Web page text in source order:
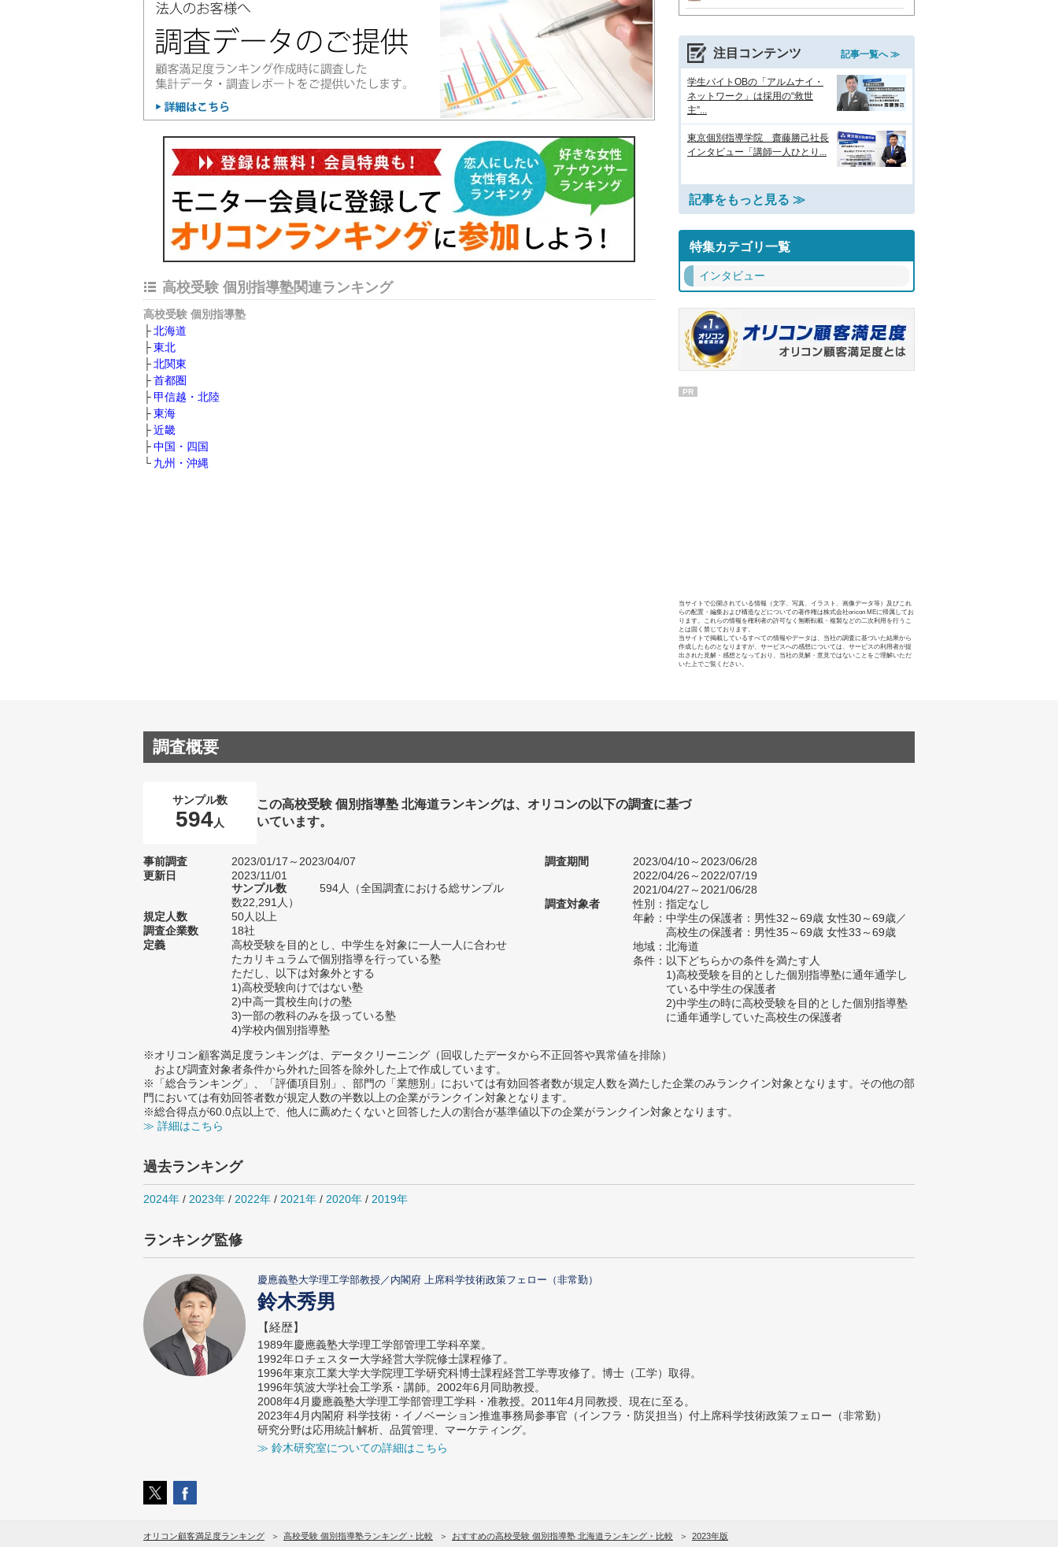
高校受験 個別指導塾関連ランキング
高校受験 個別指導塾
北海道
東北
北関東
首都圏
甲信越・北陸
東海
近畿
中国・四国
九州・沖縄
注目コンテンツ 記事一覧へ ≫
学生バイトOBの「アルムナイ・
ネットワーク」は採用の“救世
主”...
東京個別指導学院 齋藤勝己社長
インタビュー「講師一人ひとり...
記事をもっと見る ≫
特集カテゴリ一覧
インタビュー
PR
当サイトで公開されている情報（文字、写真、イラスト、画像データ等）及びこれ
らの配置・編集および構造などについての著作権は株式会社oricon MEに帰属してお
ります。これらの情報を権利者の許可なく無断転載・複製などの二次利用を行うこ
とは固く禁じております。
当サイトで掲載しているすべての情報やデータは、当社の調査に基づいた結果から
作成したものとなりますが、サービスへの感想については、サービスの利用者が提
出された見解・感想となっており、当社の見解・意見ではないことをご理解いただ
いた上でご覧ください。
調査概要
サンプル数
594人
この高校受験 個別指導塾 北海道ランキングは、オリコンの以下の調査に基づ
いています。
事前調査
2023/01/17～2023/04/07
更新日
2023/11/01
サンプル数
594人（全国調査における総サンプル
数22,291人）
規定人数
50人以上
調査企業数
18社
定義
高校受験を目的とし、中学生を対象に一人一人に合わせ
たカリキュラムで個別指導を行っている塾
ただし、以下は対象外とする
1)高校受験向けではない塾
2)中高一貫校生向けの塾
3)一部の教科のみを扱っている塾
4)学校内個別指導塾
調査期間
2023/04/10～2023/06/28
2022/04/26～2022/07/19
2021/04/27～2021/06/28
調査対象者
性別：指定なし
年齢：中学生の保護者：男性32～69歳 女性30～69歳／
高校生の保護者：男性35～69歳 女性33～69歳
地域：北海道
条件：以下どちらかの条件を満たす人
1)高校受験を目的とした個別指導塾に通年通学し
ている中学生の保護者
2)中学生の時に高校受験を目的とした個別指導塾
に通年通学していた高校生の保護者
※オリコン顧客満足度ランキングは、データクリーニング（回収したデータから不正回答や異常値を排除）
および調査対象者条件から外れた回答を除外した上で作成しています。
※「総合ランキング」、「評価項目別」、部門の「業態別」においては有効回答者数が規定人数を満たした企業のみランクイン対象となります。その他の部
門においては有効回答者数が規定人数の半数以上の企業がランクイン対象となります。
※総合得点が60.0点以上で、他人に薦めたくないと回答した人の割合が基準値以下の企業がランクイン対象となります。
≫ 詳細はこちら
過去ランキング
2024年 / 2023年 / 2022年 / 2021年 / 2020年 / 2019年
ランキング監修
慶應義塾大学理工学部教授／内閣府 上席科学技術政策フェロー（非常勤）
鈴木秀男
【経歴】
1989年慶應義塾大学理工学部管理工学科卒業。
1992年ロチェスター大学経営大学院修士課程修了。
1996年東京工業大学大学院理工学研究科博士課程経営工学専攻修了。博士（工学）取得。
1996年筑波大学社会工学系・講師。2002年6月同助教授。
2008年4月慶應義塾大学理工学部管理工学科・准教授。2011年4月同教授、現在に至る。
2023年4月内閣府 科学技術・イノベーション推進事務局参事官（インフラ・防災担当）付上席科学技術政策フェロー（非常勤）
研究分野は応用統計解析、品質管理、マーケティング。
≫ 鈴木研究室についての詳細はこちら
オリコン顧客満足度ランキング 高校受験 個別指導塾ランキング・比較 おすすめの高校受験 個別指導塾 北海道ランキング・比較 2023年版